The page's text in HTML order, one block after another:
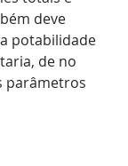
deve
potabilidade
de no
parâmetros